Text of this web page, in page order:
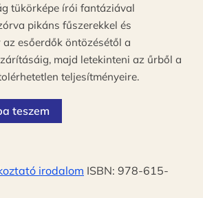
tükörképe írói fantáziával
pikáns fűszerekkel és
esőerdők öntözésétől a
majd letekinteni az űrből a
teljesítményeire.
teszem
irodalom ISBN: 978-615-